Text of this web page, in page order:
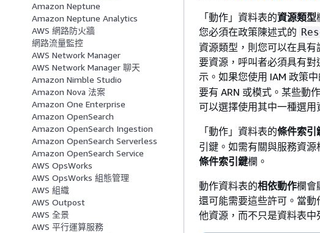
Amazon Neptune
Amazon Neptune Analytics
AWS 網路防火牆
網路流量監控
AWS Network Manager
AWS Network Manager 聊天
Amazon Nimble Studio
Amazon Nova 法案
Amazon One Enterprise
Amazon OpenSearch
Amazon OpenSearch Ingestion
Amazon OpenSearch Serverless
Amazon OpenSearch Service
AWS OpsWorks
AWS OpsWorks 組態管理
AWS 組織
AWS Outpost
AWS 全景
AWS 平行運算服務
「動作」資料表的資源類型
您必須在政策陳述式的
資源類型，則您可以在具
要資源，呼叫者必須具有
示。如果您使用 IAM 政策中
要有 ARN 或模式。某些動
可以選擇使用其中一種選用
「動作」資料表的條件索引
引鍵。如需有關與服務資
條件索引鍵欄。
動作資料表的相依動作欄會
還可能需要這些許可。當
他資源，而不只是資料表中